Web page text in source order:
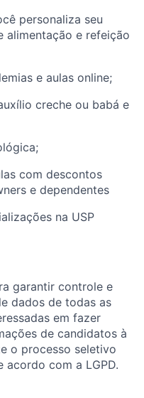
personaliza seu
alimentação e refeição
e aulas online;
creche ou babá e
com descontos
e dependentes
na USP
garantir controle e
dados de todas as
em fazer
de candidatos à
o processo seletivo
acordo com a LGPD.